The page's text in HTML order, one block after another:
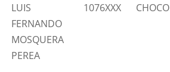
LUIS
FERNANDO
MOSQUERA
PEREA
1076XXX CHOCO